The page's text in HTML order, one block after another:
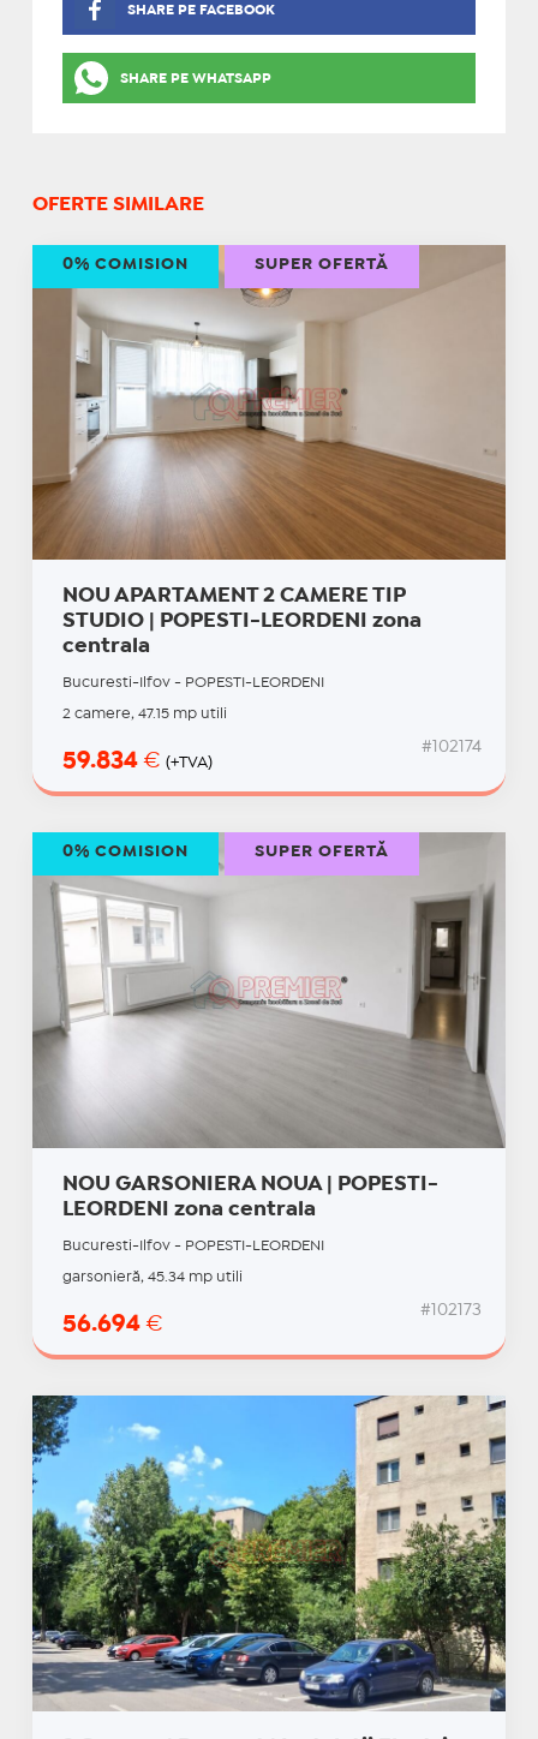
SHARE PE FACEBOOK
SHARE PE WHATSAPP
OFERTE SIMILARE
NOU APARTAMENT 2 CAMERE TIP
STUDIO | POPESTI-LEORDENI zona
centrala
Bucuresti-Ilfov - POPESTI-LEORDENI
2 camere, 47.15 mp utili
59.834 € (+TVA)
#102174
0% COMISION SUPER OFERTĂ
NOU GARSONIERA NOUA | POPESTI-
LEORDENI zona centrala
Bucuresti-Ilfov - POPESTI-LEORDENI
garsonieră, 45.34 mp utili
56.694 €
#102173
0% COMISION SUPER OFERTĂ